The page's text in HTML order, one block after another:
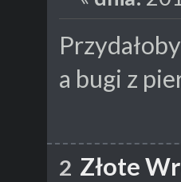
a bugi z
2 Złote